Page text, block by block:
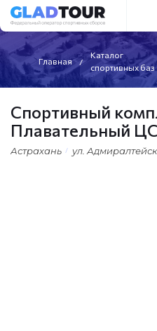
Главная
Каталог
спортивных баз
Спортивный
Плавательный
Астрахань ул.